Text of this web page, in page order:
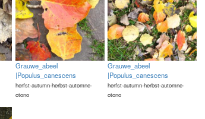
Grauwe_abeel
|Populus_canescens
herfst-autumn-herbst-automne-
otono
Grauwe_abeel
|Populus_canescens
herfst-autumn-herbst-automne-
otono